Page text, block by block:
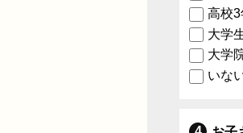
高校3
大学
大学
いな